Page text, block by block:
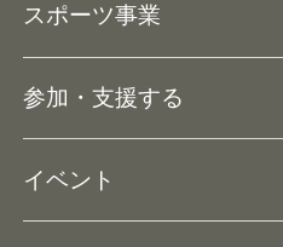
役員等一覧
リソースページ
スポーツ事業
ユニファイドスクール
参加・支援する
イベント